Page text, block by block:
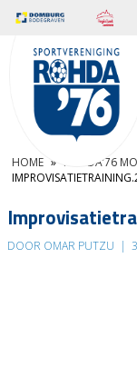
HOME » ROHDA’76
DOOR OMAR PUTZU |